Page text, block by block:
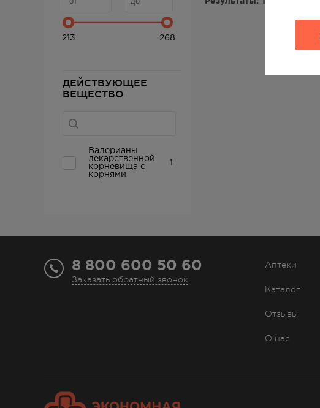
213 268
ДЕЙСТВУЮЩЕЕ
ВЕЩЕСТВО
Валерианы
лекарственной
корневища с
корнями
1
8 800 600 50 60
Заказать обратный звонок
Аптеки
Каталог
Отзывы
О нас